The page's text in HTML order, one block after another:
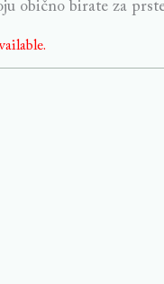
obično birate za